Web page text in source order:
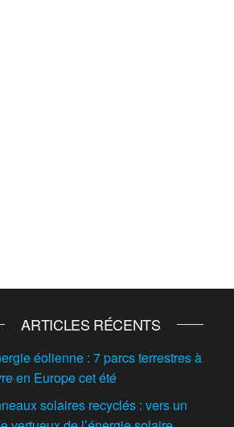
ARTICLES RÉCENTS
éolienne : 7 parcs terrestres à
en Europe cet été
solaires recyclés : vers un